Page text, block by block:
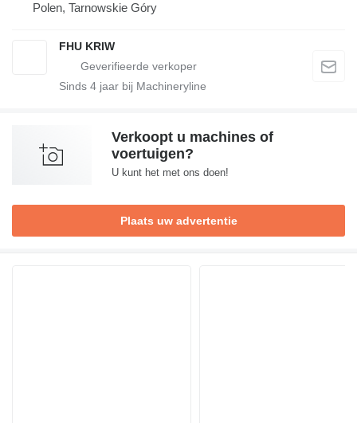
Polen, Tarnowskie Góry
FHU KRIW
Sinds 4 jaar bij Machineryline
Verkoopt u machines of
voertuigen?
U kunt het met ons doen!
Plaats uw advertentie